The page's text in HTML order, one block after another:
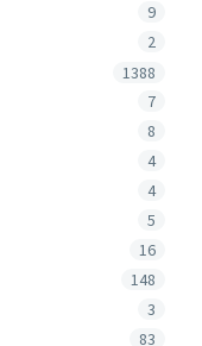
9
2
1388
7
8
4
4
5
16
148
3
83